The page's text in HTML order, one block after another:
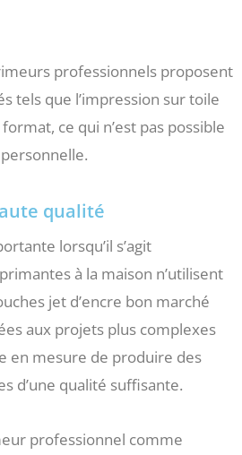
professionnels proposent
tels que l’impression sur toile
ce qui n’est pas possible
qualité
lorsqu’il s’agit
à la maison n’utilisent
jet d’encre bon marché
aux projets plus complexes
en mesure de produire des
d’une qualité suffisante.
professionnel comme